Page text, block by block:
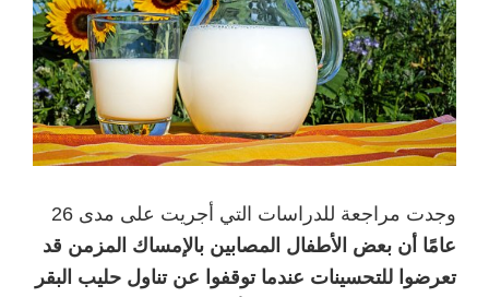
وجدت مراجعة للدراسات التي أجريت على مدى 26
عامًا أن بعض الأطفال المصابين بالإمساك المزمن قد
تعرضوا للتحسينات عندما توقفوا عن تناول حليب البقر